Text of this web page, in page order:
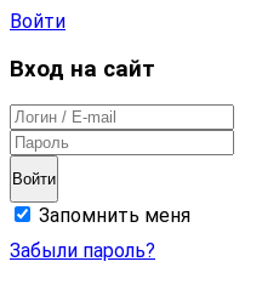
Войти
Вход на сайт
Войти
Запомнить меня
Забыли пароль?